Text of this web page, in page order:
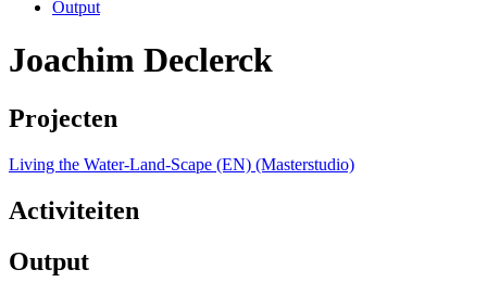
Output
Joachim Declerck
Projecten
Living the Water-Land-Scape (EN) (Masterstudio)
Activiteiten
Output